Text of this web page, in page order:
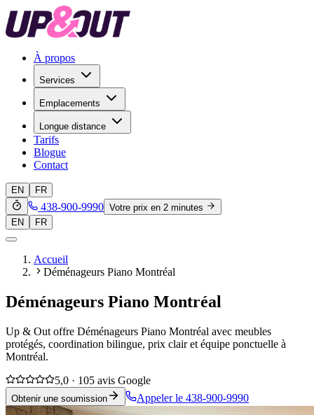
À propos
Services
Emplacements
Longue distance
Tarifs
Blogue
Contact
EN FR
438-900-9990 Votre prix en 2 minutes
EN
FR
Accueil
Déménageurs Piano Montréal
Déménageurs Piano Montréal
Up & Out offre Déménageurs Piano Montréal avec meubles
protégés, coordination bilingue, prix clair et équipe ponctuelle à
Montréal.
5,0 · 105 avis Google
Obtenir une soumission Appeler le 438-900-9990